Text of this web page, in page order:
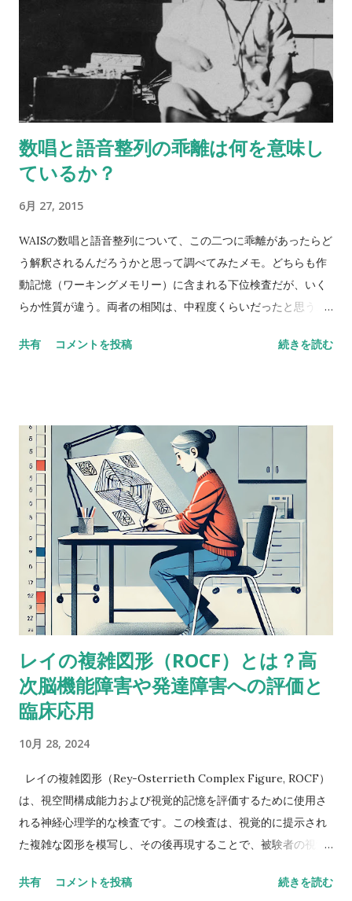
数唱と語音整列の乖離は何を意味し
ているか？
6月 27, 2015
WAISの数唱と語音整列について、この二つに乖離があったらど
う解釈されるんだろうかと思って調べてみたメモ。どちらも作
動記憶（ワーキングメモリー）に含まれる下位検査だが、いく
らか性質が違う。両者の相関は、中程度くらいだったと思う。
sequencing とある海外の掲示板（？）でのやりとり。 一方が
４点以上の乖離（discrepancy）があった場合は？ 実施した
ばかりのアセスメントを詳しく考えてみると、言葉の受容と表
出が明らかに難しいケースだったけど、視空間スキルと処理速
度はまったく問題なく保たれていた。-Miriam という問題提起
に対するスレッドのようだ。 私も以前に何度か同じようなパタ
ーンに出会ったことがあって似たようなことを考えたことがあ
るけど、ぜんぜん専門外だったから。あなたももう考えてるだ
ろうけど、語音整列はたぶんより複雑な課題だと思う。という
のも、数唱のように単に数字を扱うんじゃなくって、（文字と
数字という）二種類の情報を使ってそれを切り替えながら作業
しなきゃいけないから。被験者が教示を理解して、すべてをす
っかり頭に入れることができたという手応えはありました
か？ これ（語音整列）を実行するにはいくつかの操作が必要
特に障壁となるかもしれません。他の下位検査にもこの仮説が
は、並べ替えなどの操作が入ると難しいのかなと推測できるけ
共有 コメントを投稿 続きを読む
レイの複雑図形（ROCF）とは？高
次脳機能障害や発達障害への評価と
臨床応用
10月 28, 2024
レイの複雑図形（Rey-Osterrieth Complex Figure, ROCF）
は、視空間構成能力および視覚的記憶を評価するために使用さ
れる神経心理学的な検査です。この検査は、視覚的に提示され
た複雑な図形を模写し、その後再現することで、被験者の視覚
ROCFの概要、高次脳機能障害および発達障害への評価と臨床
共有 コメントを投稿 続きを読む